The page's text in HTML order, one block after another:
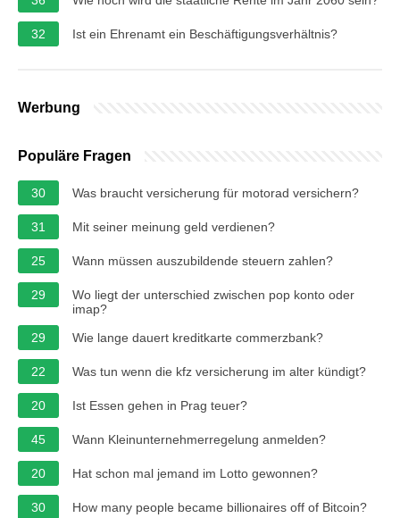
32 Ist ein Ehrenamt ein Beschäftigungsverhältnis?
Werbung
Populäre Fragen
30 Was braucht versicherung für motorad versichern?
31 Mit seiner meinung geld verdienen?
25 Wann müssen auszubildende steuern zahlen?
29
Wo liegt der unterschied zwischen pop konto oder
imap?
29
Wie lange dauert kreditkarte commerzbank?
22 Was tun wenn die kfz versicherung im alter kündigt?
20 Ist Essen gehen in Prag teuer?
45 Wann Kleinunternehmerregelung anmelden?
20 Hat schon mal jemand im Lotto gewonnen?
30 How many people became billionaires off of Bitcoin?